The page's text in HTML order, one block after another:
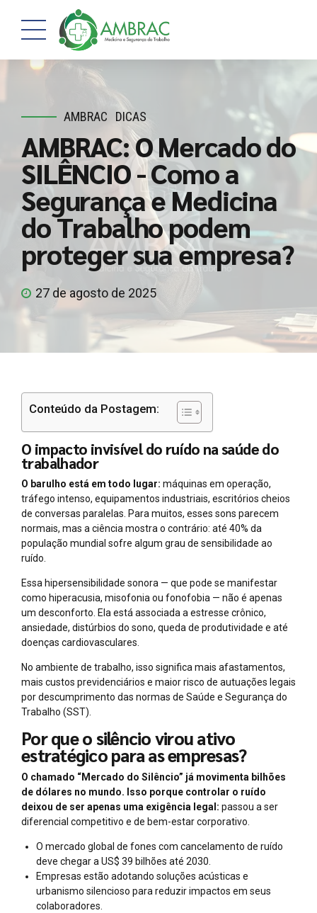
AMBRAC DICAS
AMBRAC: O Mercado do
SILÊNCIO - Como a
Segurança e Medicina
do Trabalho podem
proteger sua empresa?
27 de agosto de 2025
Conteúdo da Postagem:
O impacto invisível do ruído na saúde do
trabalhador
O barulho está em todo lugar: máquinas em operação,
tráfego intenso, equipamentos industriais, escritórios cheios
de conversas paralelas. Para muitos, esses sons parecem
normais, mas a ciência mostra o contrário: até 40% da
população mundial sofre algum grau de sensibilidade ao
ruído.
Essa hipersensibilidade sonora — que pode se manifestar
como hiperacusia, misofonia ou fonofobia — não é apenas
um desconforto. Ela está associada a estresse crônico,
ansiedade, distúrbios do sono, queda de produtividade e até
doenças cardiovasculares.
No ambiente de trabalho, isso significa mais afastamentos,
mais custos previdenciários e maior risco de autuações legais
por descumprimento das normas de Saúde e Segurança do
Trabalho (SST).
Por que o silêncio virou ativo
estratégico para as empresas?
O chamado “Mercado do Silêncio” já movimenta bilhões
de dólares no mundo. Isso porque controlar o ruído
deixou de ser apenas uma exigência legal: passou a ser
diferencial competitivo e de bem-estar corporativo.
O mercado global de fones com cancelamento de ruído
deve chegar a US$ 39 bilhões até 2030.
Empresas estão adotando soluções acústicas e
urbanismo silencioso para reduzir impactos em seus
colaboradores.